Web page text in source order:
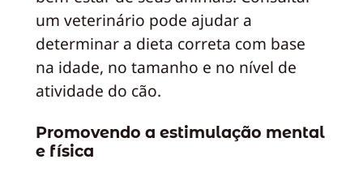
um veterinário pode ajudar a
determinar a dieta correta com base
na idade, no tamanho e no nível de
atividade do cão.
Promovendo a estimulação mental
e física